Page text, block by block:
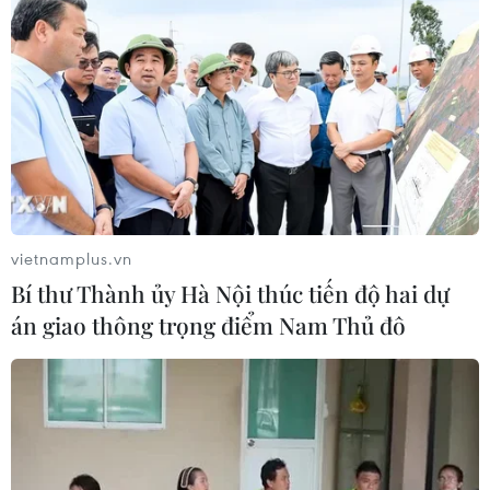
Pháp ghi nhận tháng 7 nóng nhất
trong lịch sử
04/08/2026 15:17
Tây Ban Nha phát trực tiếp nhật thực
toàn phần từ độ cao 9.000 m
04/08/2026 13:23
Tàu chở hàng của Thổ Nhĩ Kỳ bị tấn
công trên Biển Đen
04/08/2026 05:54
vietnamplus.vn
Bí thư Thành ủy Hà Nội thúc tiến độ hai dự
án giao thông trọng điểm Nam Thủ đô